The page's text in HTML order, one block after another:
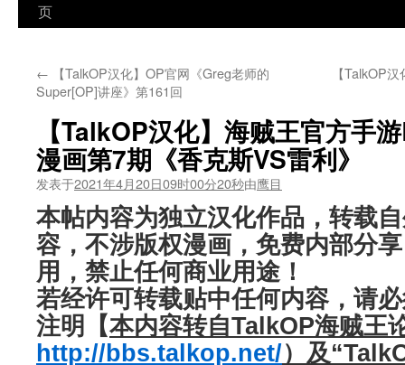
至
文
页
← 【TalkOP汉化】OP官网《Greg老师的
Super[OP]讲座》第161回
【TalkOP
【TalkOP汉化】海贼王官方手
漫画第7期《香克斯VS雷利》
发表于2021年4月20日09时00分20秒由鹰目
本帖内容为独立汉化作品，转载
容，不涉版权漫画，免费内部分
用，禁止任何商业用途！
若经许可转载贴中任何内容，请
注明【本内容转自TalkOP海贼王
http://bbs.talkop.net/）及